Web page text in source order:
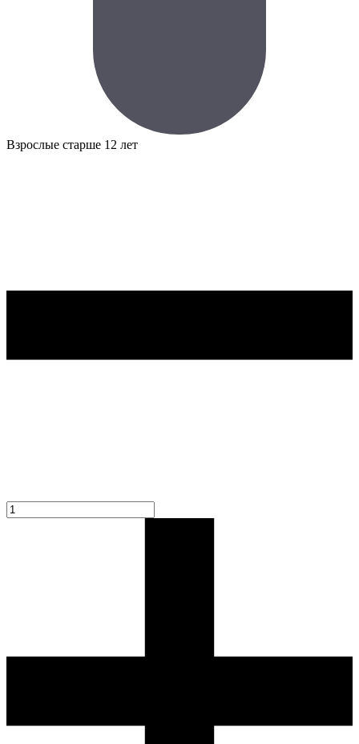
Взрослые старше 12 лет